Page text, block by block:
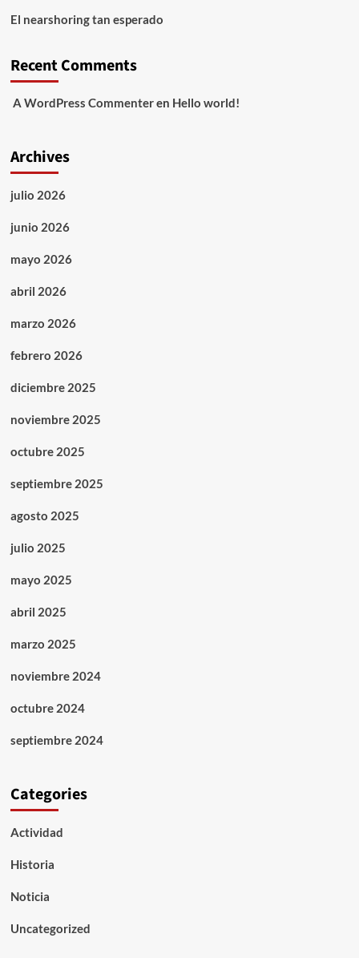
El nearshoring tan esperado
Recent Comments
A WordPress Commenteren Hello world!
Archives
julio 2026
junio 2026
mayo 2026
abril 2026
marzo 2026
febrero 2026
diciembre 2025
noviembre 2025
octubre 2025
septiembre 2025
agosto 2025
julio 2025
mayo 2025
abril 2025
marzo 2025
noviembre 2024
octubre 2024
septiembre 2024
Categories
Actividad
Historia
Noticia
Uncategorized